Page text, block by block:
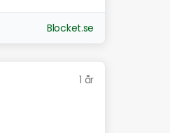
Blocket.se
1 år